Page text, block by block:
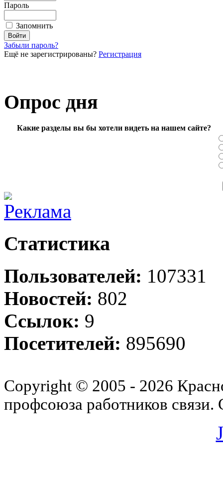
Пароль
Запомнить
Забыли пароль?
Ещё не зарегистрированы? Регистрация
Опрос дня
Какие разделы вы бы хотели видеть на нашем сайте?
Статистика
Пользователей: 107331
Новостей: 802
Ссылок: 9
Посетителей: 895690
Copyright © 2005 - 2026
профсоюза работников